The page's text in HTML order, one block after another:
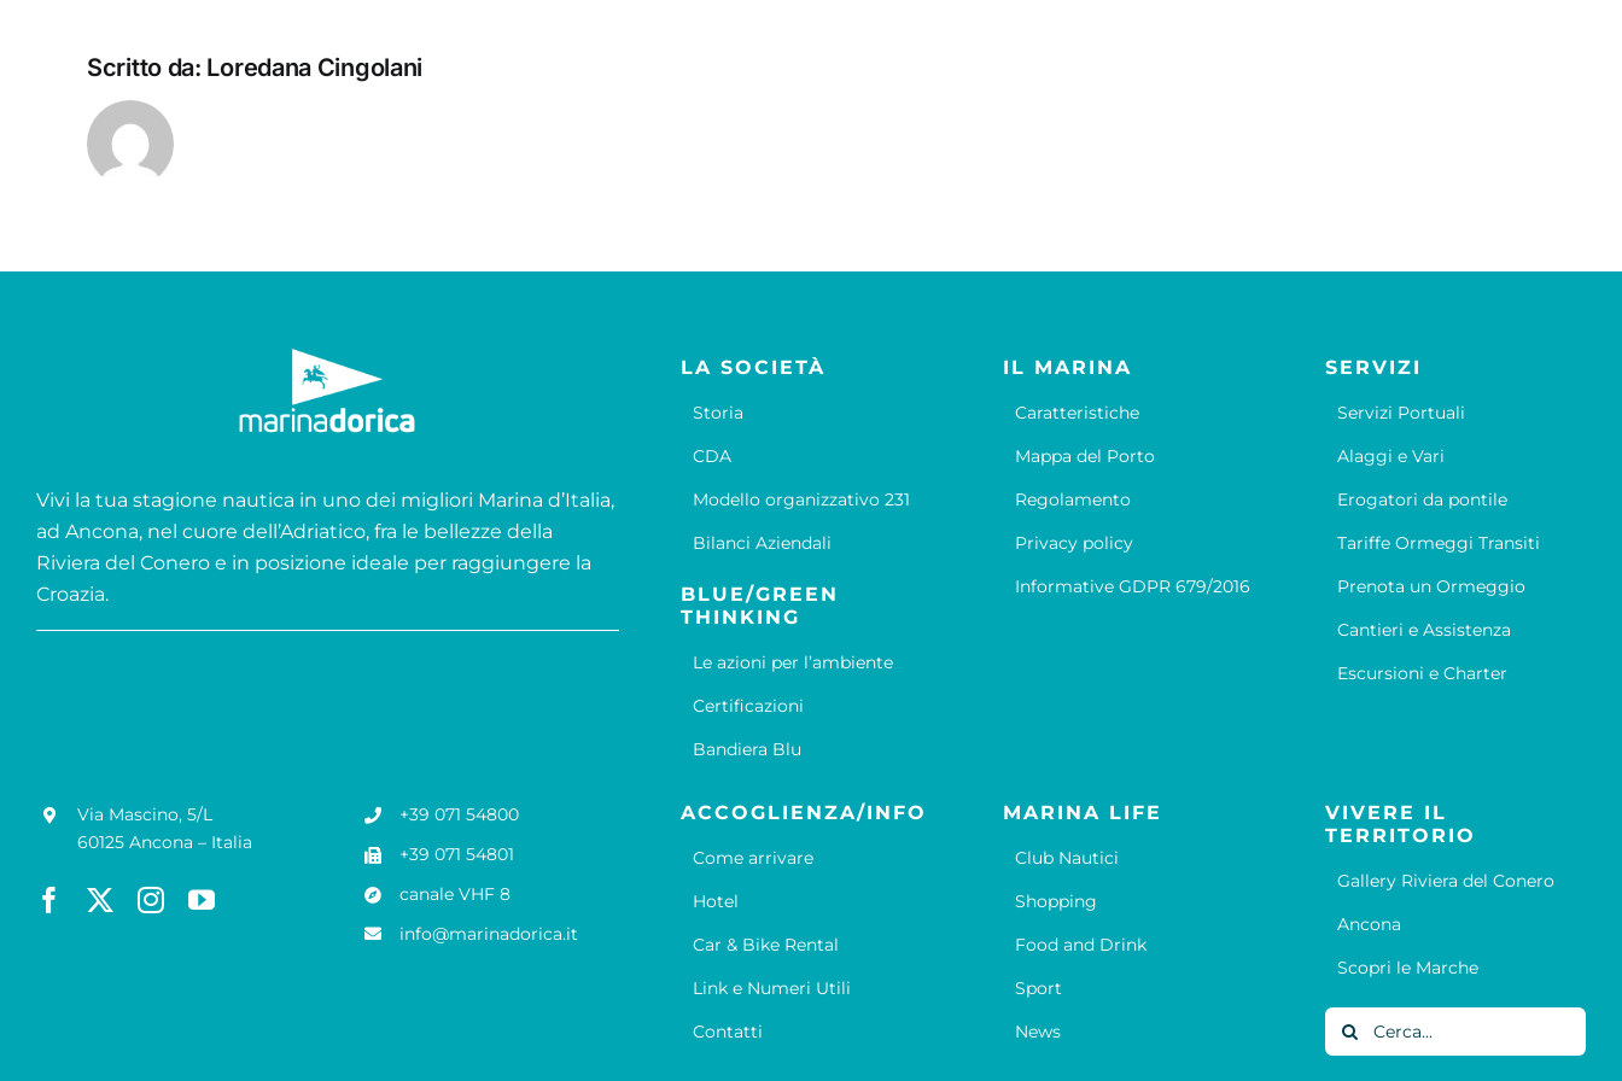
Scritto da: Loredana Cingolani
Vivi la tua stagione nautica in uno dei migliori Marina d’Italia,
ad Ancona, nel cuore dell’Adriatico, fra le bellezze della
Riviera del Conero e in posizione ideale per raggiungere la
Croazia.
LA SOCIETÀ
Storia
CDA
Modello organizzativo 231
Bilanci Aziendali
BLUE/GREEN
THINKING
Le azioni per l’ambiente
Certificazioni
Bandiera Blu
IL MARINA
Caratteristiche
Mappa del Porto
Regolamento
Privacy policy
Informative GDPR 679/2016
SERVIZI
Servizi Portuali
Alaggi e Vari
Erogatori da pontile
Tariffe Ormeggi Transiti
Prenota un Ormeggio
Cantieri e Assistenza
Escursioni e Charter
Via Mascino, 5/L
60125 Ancona – Italia
+39 071 54800
+39 071 54801
canale VHF 8
info@marinadorica.it
ACCOGLIENZA/INFO
Come arrivare
Hotel
Car & Bike Rental
Link e Numeri Utili
Contatti
MARINA LIFE
Club Nautici
Shopping
Food and Drink
Sport
News
VIVERE IL
TERRITORIO
Gallery Riviera del Conero
Ancona
Scopri le Marche
Cerca
per: